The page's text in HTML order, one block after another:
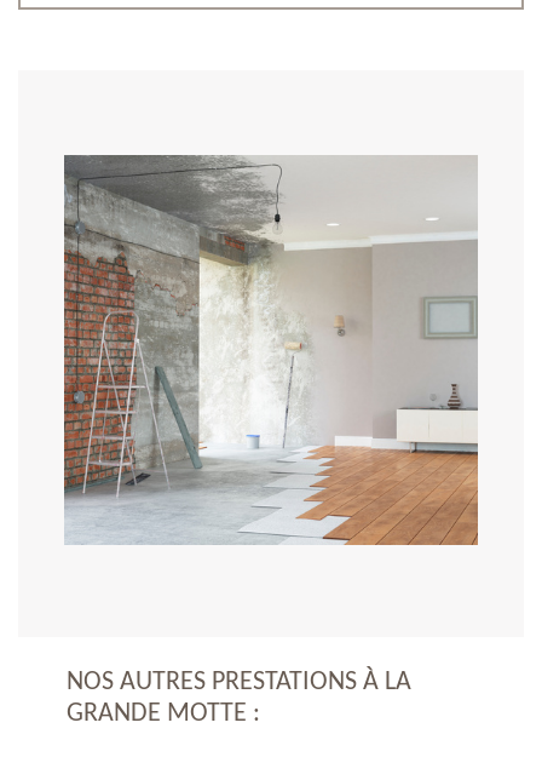
NOS AUTRES PRESTATIONS À LA
GRANDE MOTTE :